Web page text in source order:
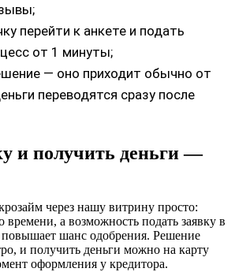
перейти к анкете и подать
от 1 минуты;
— оно приходит обычно от
переводятся сразу после
и получить деньги —
через нашу витрину просто:
времени, а возможность подать заявку в
повышает шанс одобрения. Решение
и получить деньги можно на карту
оформления у кредитора.